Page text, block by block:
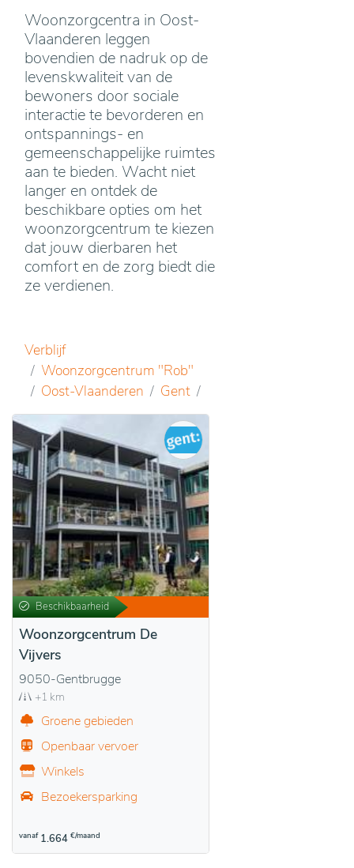
Woonzorgcentra in Oost-
Vlaanderen leggen
bovendien de nadruk op de
levenskwaliteit van de
bewoners door sociale
interactie te bevorderen en
ontspannings- en
gemeenschappelijke ruimtes
aan te bieden. Wacht niet
langer en ontdek de
beschikbare opties om het
woonzorgcentrum te kiezen
dat jouw dierbaren het
comfort en de zorg biedt die
ze verdienen.
Verblijf
Woonzorgcentrum "Rob"
Oost-Vlaanderen
Gent
Beschikbaarheid
Woonzorgcentrum De
Vijvers
9050-Gentbrugge
+1 km
Groene gebieden
Openbaar vervoer
Winkels
Bezoekersparking
vanaf 1.664 €/maand